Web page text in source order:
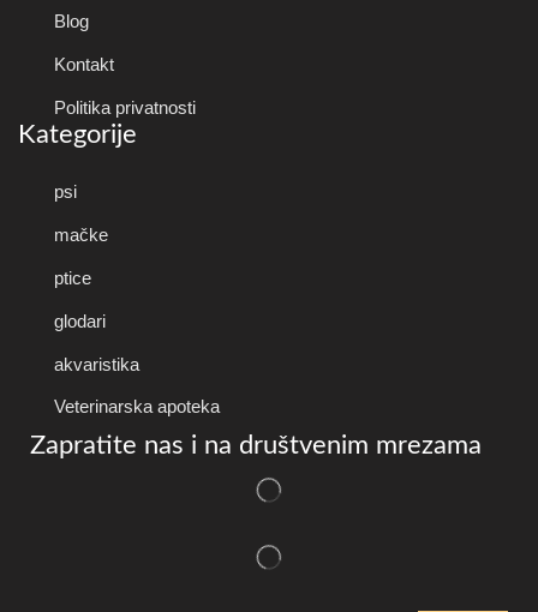
Blog
Kontakt
Politika privatnosti
Kategorije
psi
mačke
ptice
glodari
akvaristika
Veterinarska apoteka
Zapratite nas i na društvenim mrezama